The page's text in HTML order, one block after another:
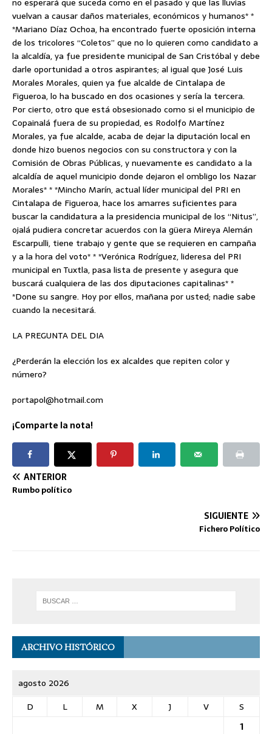
vuelvan a causar daños materiales, económicos y humanos* *
*Mariano Díaz Ochoa, ha encontrado fuerte oposición interna
de los tricolores “Coletos” que no lo quieren como candidato a
la alcaldía, ya fue presidente municipal de San Cristóbal y debe
darle oportunidad a otros aspirantes; al igual que José Luis
Morales Morales, quien ya fue alcalde de Cintalapa de
Figueroa, lo ha buscado en dos ocasiones y sería la tercera.
Por cierto, otro que está obsesionado como si el municipio de
Copainalá fuera de su propiedad, es Rodolfo Martínez
Morales, ya fue alcalde, acaba de dejar la diputación local en
donde hizo buenos negocios con su constructora y con la
Comisión de Obras Públicas, y nuevamente es candidato a la
alcaldía de aquel municipio donde dejaron el ombligo los Nazar
Morales* * *Mincho Marín, actual líder municipal del PRI en
Cintalapa de Figueroa, hace los amarres suficientes para
buscar la candidatura a la presidencia municipal de los “Nitus”,
ojalá pudiera concretar acuerdos con la güera Mireya Alemán
Escarpulli, tiene trabajo y gente que se requieren en campaña
y a la hora del voto* * *Verónica Rodríguez, lideresa del PRI
municipal en Tuxtla, pasa lista de presente y asegura que
buscará cualquiera de las dos diputaciones capitalinas* *
*Done su sangre. Hoy por ellos, mañana por usted; nadie sabe
cuando la necesitará.
LA PREGUNTA DEL DIA
¿Perderán la elección los ex alcaldes que repiten color y
número?
portapol@hotmail.com
¡Comparte la nota!
ANTERIOR
Rumbo político
SIGUIENTE
Fichero Político
ARCHIVO HISTÓRICO
agosto 2026
D
L M X J V
S
1